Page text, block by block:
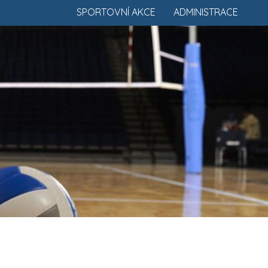
ADMINISTRACE
SPORTOVNÍ AKCE